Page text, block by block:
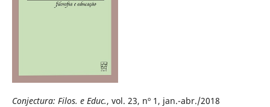
Conjectura: Filos. e Educ., vol. 23, nº 1, jan.-abr./2018